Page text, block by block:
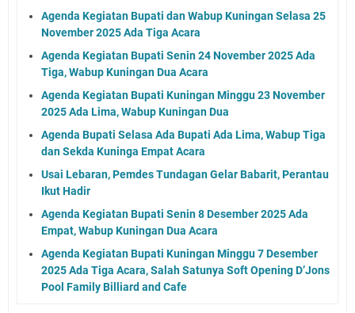
Agenda Kegiatan Bupati dan Wabup Kuningan Selasa 25
November 2025 Ada Tiga Acara
Agenda Kegiatan Bupati Senin 24 November 2025 Ada
Tiga, Wabup Kuningan Dua Acara
Agenda Kegiatan Bupati Kuningan Minggu 23 November
2025 Ada Lima, Wabup Kuningan Dua
Agenda Bupati Selasa Ada Bupati Ada Lima, Wabup Tiga
dan Sekda Kuninga Empat Acara
Usai Lebaran, Pemdes Tundagan Gelar Babarit, Perantau
Ikut Hadir
Agenda Kegiatan Bupati Senin 8 Desember 2025 Ada
Empat, Wabup Kuningan Dua Acara
Agenda Kegiatan Bupati Kuningan Minggu 7 Desember
2025 Ada Tiga Acara, Salah Satunya Soft Opening D’Jons
Pool Family Billiard and Cafe